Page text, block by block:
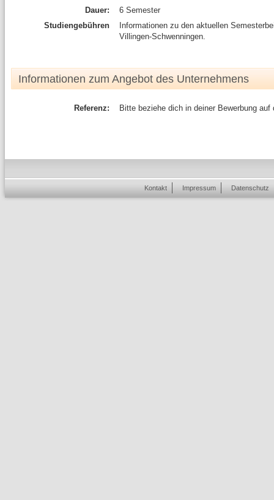
Dauer:
6 Semester
Studiengebühren
Informationen zu den aktuellen
Villingen-Schwenningen.
Informationen zum Angebot des Unternehmens
Referenz: Bitte beziehe dich in deiner Bewerbung auf
Kontakt Impressum Datenschutz